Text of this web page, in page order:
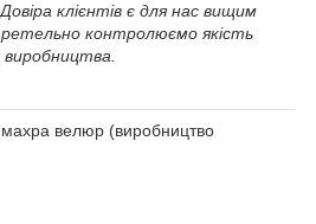
клієнтів є для нас вищим
контролюємо якість
виробництва.
велюр (виробництво